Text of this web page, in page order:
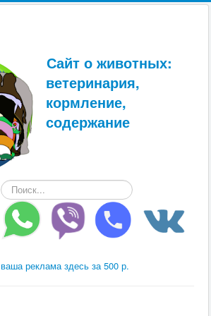
Сайт о животных:
ветеринария,
кормление,
содержание
Искать...
ваша реклама здесь за 500 р.